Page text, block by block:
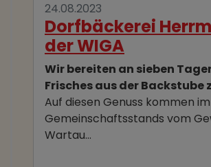
24.08.2023
Dorfbäckerei
der WIGA
Wir bereiten an sieben
Frisches aus der Backstube
Auf diesen Genuss kommen
Gemeinschaftsstands vom
Wartau…